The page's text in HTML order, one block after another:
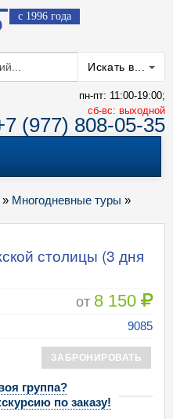
с 1996 года
Искать в...
пн-пт: 11:00-19:00;
cб-вс: выходной
(977) 808-05-35
» Многодневные туры »
столицы (3 дня
от 8 150
9085
ЗАБРОНИРОВАТЬ
группа?
по заказу!